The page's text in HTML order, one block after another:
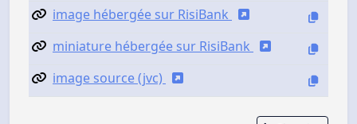
image hébergée sur RisiBank
miniature hébergée sur RisiBank
image source (jvc)